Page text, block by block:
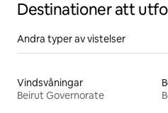
Destinationer att
Andra typer av vistelser
Vindsvåningar
Beirut Governorate